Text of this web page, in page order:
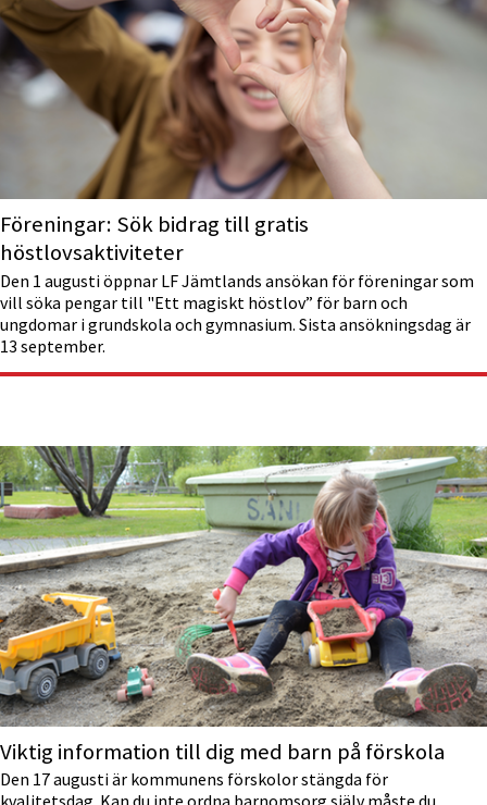
Föreningar: Sök bidrag till gratis
höstlovsaktiviteter
Den 1 augusti öppnar LF Jämtlands ansökan för föreningar som
vill söka pengar till "Ett magiskt höstlov” för barn och
ungdomar i grundskola och gymnasium. Sista ansökningsdag är
13 september.
Viktig information till dig med barn på förskola
Den 17 augusti är kommunens förskolor stängda för